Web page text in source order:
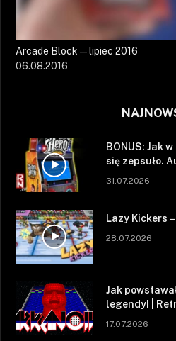
Arcade Block — lipiec 2016
06.08.2016
BONUS: Jak
się zepsuło.
31.07.2026
Lazy Kickers
28.07.2026
Jak
legendy! |
17.07.2026